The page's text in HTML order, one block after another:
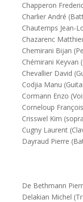
Chapperon
Charlier André
Chautemps Jean-
Chazarenc
Chemirani Bijan
Chémirani Keyvan
Chevallier David
Codjia Manu
Cormann Enzo
Corneloup
Crisswel Kim
Cugny Laurent
Dayraud Pierre
De Bethmann
Delakian Michel